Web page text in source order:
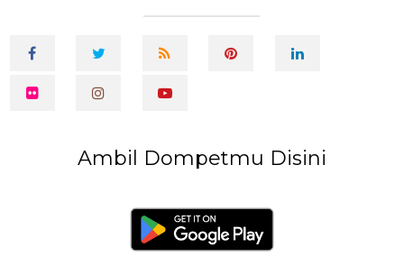
Ambil Dompetmu Disini